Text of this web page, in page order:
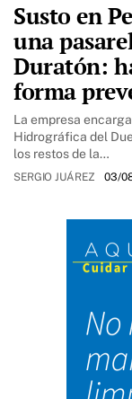
Susto en
una
Duratón:
forma
La empresa
Hidrográfica del
los restos de la…
SERGIO JUÁREZ 03/